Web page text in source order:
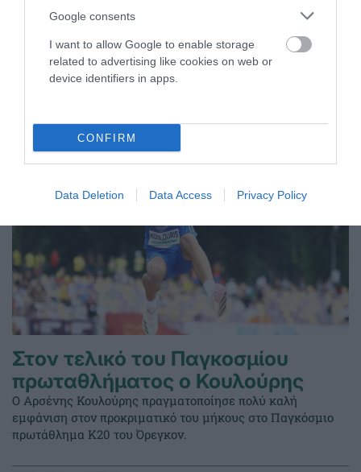
Google consents
I want to allow Google to enable storage
related to advertising like cookies on web or
device identifiers in apps.
CONFIRM
Data Deletion Data Access Privacy Policy
Στον τελικό του Παγκοσμίου
πρωταθλήματος ο Κουλούρης
Ο Αρσένης Κουλούρης πραγματοποίησε πολύ καλή
εμφάνιση στον προκριματικό του μήκους στο Παγκόσμιο
πρωτάθλημα Κ20 του Όρεγκον.